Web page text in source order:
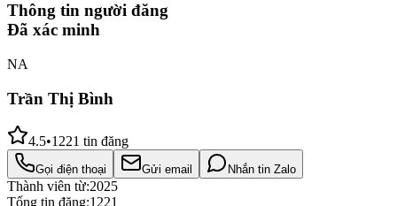
Thông tin người đăng
Đã xác minh
NA
Trần Thị Bình
4.5•1221 tin đăng
Gọi điện thoại Gửi email Nhắn tin Zalo
Thành viên từ:2025
Tổng tin đăng:1221